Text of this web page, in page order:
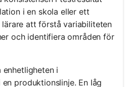
i en skola eller ett
att förstå variabiliteten
och identifiera områden för
enhetligheten i
produktionslinje. En låg